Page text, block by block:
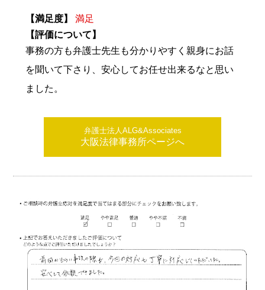
【満足度】
満足
【評価について】
事務の方も弁護士先生も分かりやすく親身にお話
を聞いて下さり、安心してお任せ出来るなと思い
ました。
弁護士法人ALG&Associates
大阪法律事務所ページへ